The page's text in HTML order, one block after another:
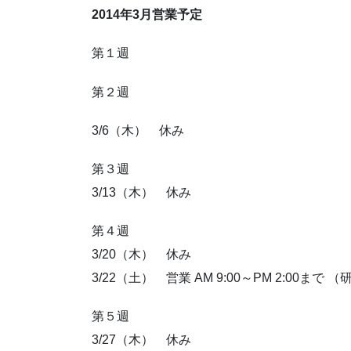
2014年3月営業予定
第１週
第２週
3/6（木） 休み
第３週
3/13（木） 休み
第４週
3/20（木） 休み
3/22（土） 営業 AM 9:00～PM 2:00まで （研
第５週
3/27（木） 休み